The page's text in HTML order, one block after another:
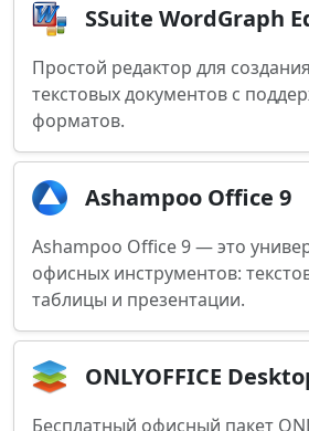
SSuite WordGraph
Простой редактор для
текстовых документов с
форматов.
Ashampoo Office 9
Ashampoo Office 9 — это
офисных инструментов:
таблицы и презентации.
ONLYOFFICE
Бесплатный офисный пакет